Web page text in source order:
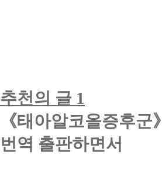
추천의 글 1
《태아알코올증후군
번역 출판하면서